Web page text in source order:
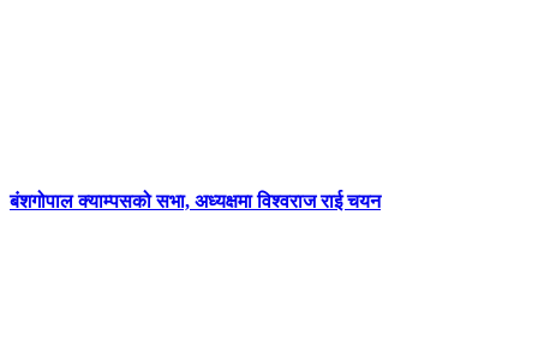
बंशगोपाल क्याम्पसको सभा, अध्यक्षमा विश्वराज राई चयन